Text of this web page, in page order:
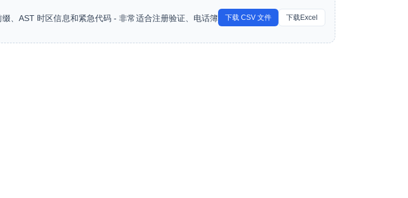
、AST 时区信息和紧急代码 - 非常适合注册验证、电话簿
下载 CSV 文件 下载Excel